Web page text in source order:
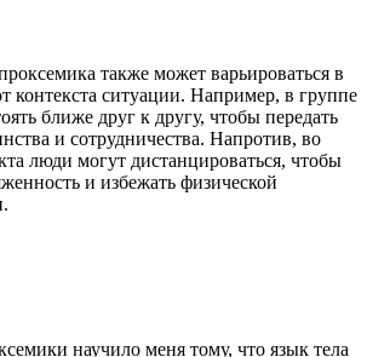
также может варьироваться в
контекста ситуации. Например, в группе
ближе друг к другу, чтобы передать
и сотрудничества. Напротив, во
люди могут дистанцироваться, чтобы
и избежать физической
научило меня тому, что язык тела